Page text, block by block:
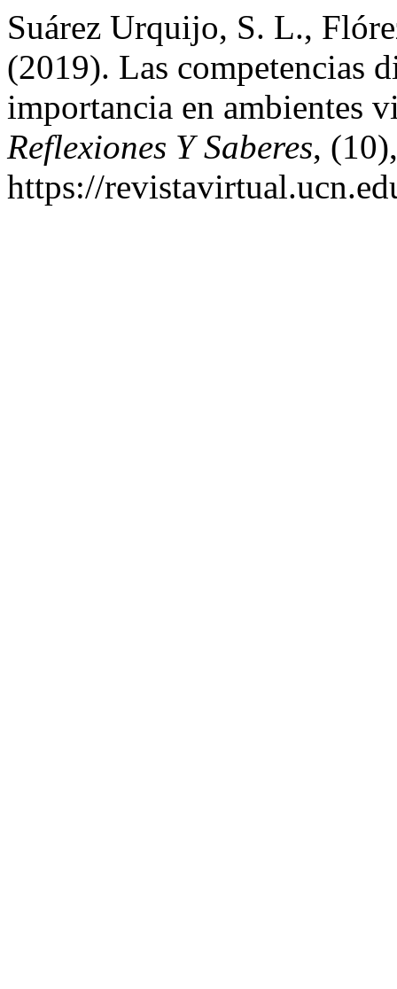
Suárez Urquijo, S. L.,
(2019). Las competencias
importancia en ambientes
Reflexiones Y Saberes,
https://